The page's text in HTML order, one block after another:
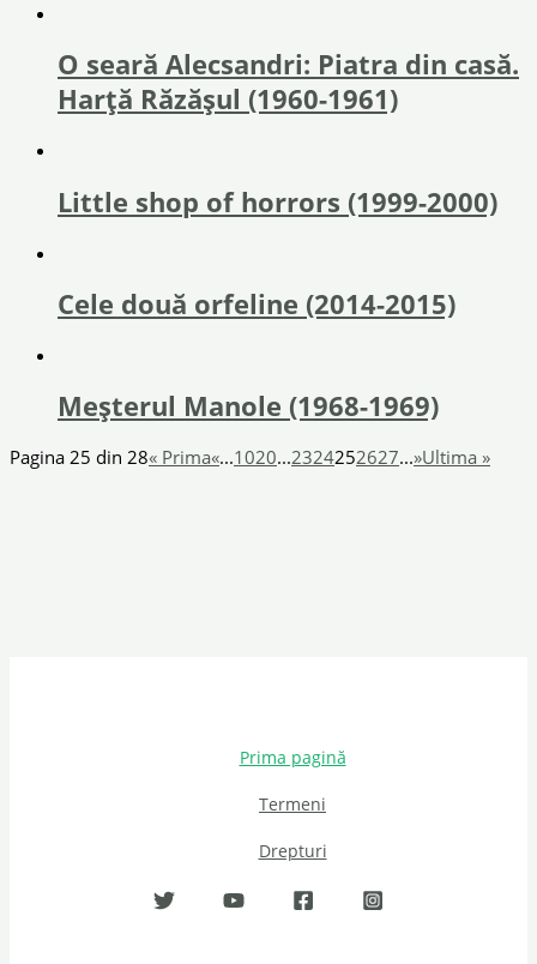
O seară Alecsandri: Piatra din casă.
Harță Răzăşul (1960-1961)
Little shop of horrors (1999-2000)
Cele două orfeline (2014-2015)
Meşterul Manole (1968-1969)
Pagina 25 din 28« Prima«...1020...2324252627...»Ultima »
Prima pagină
Termeni
Drepturi